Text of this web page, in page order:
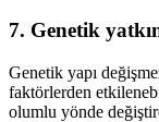
7. Genetik
Genetik yapı
faktörlerden
olumlu yönde